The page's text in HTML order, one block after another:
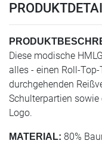
Diese modische
alles - einen Roll-
durchgehenden
Schulterpartien
Logo.
MATERIAL: 80%